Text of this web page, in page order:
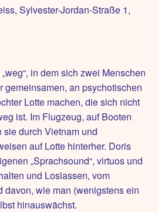
Sylvester-Jordan-Straße 1,
in dem sich zwei Menschen
gemeinsamen, an psychotischen
Lotte machen, die sich nicht
ist. Im Flugzeug, auf Booten
durch Vietnam und
auf Lotte hinterher. Doris
„Sprachsound“, virtuos und
und Loslassen, vom
davon, wie man (wenigstens ein
hinauswächst.